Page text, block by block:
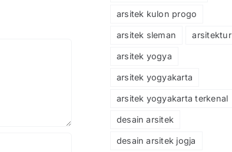
arsitek kulon progo
arsitek sleman arsitektur
arsitek yogya
arsitek yogyakarta
arsitek yogyakarta terkenal
desain arsitek
desain arsitek jogja